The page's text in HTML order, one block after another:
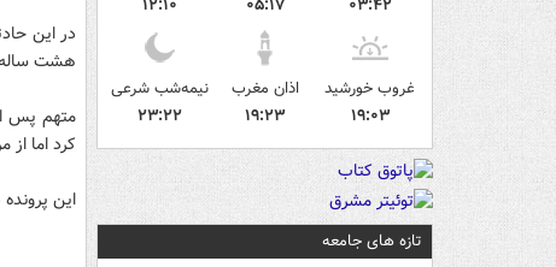
۰۳:۴۲
۰۵:۱۷
۱۲:۱۰
غروب خورشید
۱۹:۰۳
اذان مغرب
۱۹:۲۳
نیمه‌شب شرعی
۲۳:۲۲
تازه های جامعه
در این
هشت ساله
متهم پس
کرد اما
این